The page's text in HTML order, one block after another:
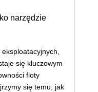
narzędzie
się kluczowym
floty
się temu, jak